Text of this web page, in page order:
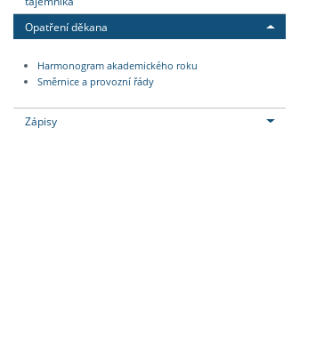
Opatření děkana
Harmonogram akademického roku
Směrnice a provozní řády
Zápisy